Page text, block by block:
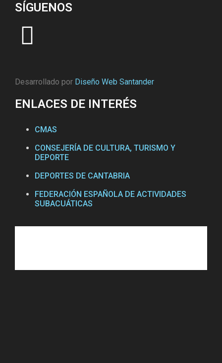
SÍGUENOS
Desarrollado por Diseño Web Santander
ENLACES DE INTERÉS
CMAS
CONSEJERÍA DE CULTURA, TURISMO Y
DEPORTE
DEPORTES DE CANTABRIA
FEDERACIÓN ESPAÑOLA DE ACTIVIDADES
SUBACUÁTICAS